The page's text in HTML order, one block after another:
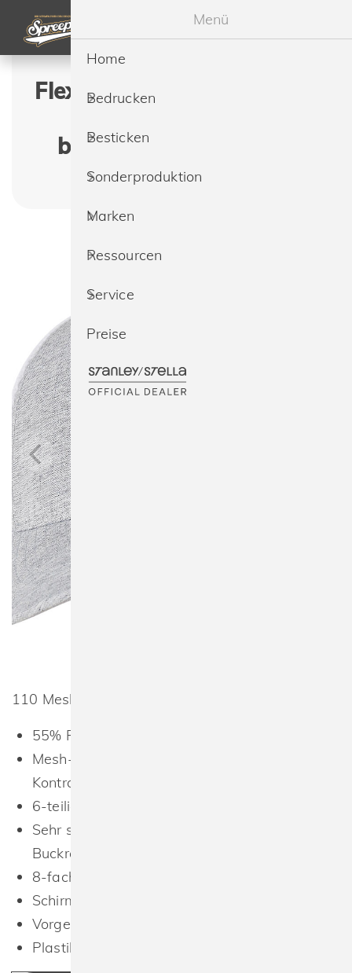
Flexfit 110MT 110 Mesh 2-
bedrucken & besticken
lassen
110 Mesh 2-Tone Cap
55% Polyester, 43% Baumwolle, 2% Elasthan
Mesh-Einsätze: 100% Polyester in
Kontrastfarbe
6-teilig
Sehr strapazierfähiges Material (Hard
Buckram)
8-fach gesteppter Schirm
Schirmunterseite in Kontrastfarbe (White)
Vorgebogener Schirm
Plastik-Klipp-Verschluss.
Menü
Home
Bedrucken
Besticken
Sonderproduktion
Marken
Ressourcen
Service
Preise